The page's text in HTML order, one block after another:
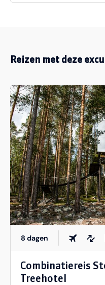
Reizen met deze
8 dagen
Combinatiereis
Treehotel